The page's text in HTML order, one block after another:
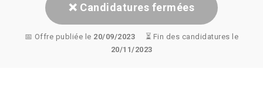
❌ Candidatures fermées
📅 Offre publiée le 20/09/2023 ⏳ Fin des candidatures le
20/11/2023